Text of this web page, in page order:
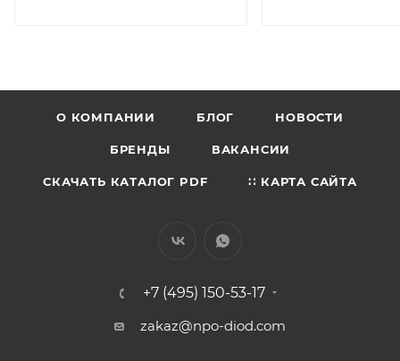
О КОМПАНИИ БЛОГ НОВОСТИ
БРЕНДЫ ВАКАНСИИ
СКАЧАТЬ КАТАЛОГ PDF ∷ КАРТА САЙТА
+7 (495) 150-53-17
zakaz@npo-diod.com